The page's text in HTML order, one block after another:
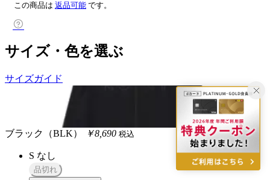
この商品は 返品可能 です。
サイズ・色を選ぶ
サイズガイド
ブラック（BLK） ￥8,690 税込
S なし
品切れ